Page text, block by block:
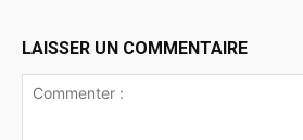
LAISSER UN COMMENTAIRE